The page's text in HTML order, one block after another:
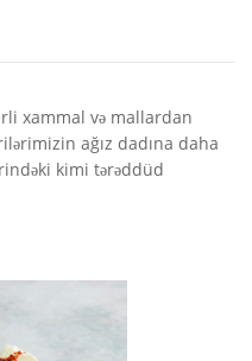
xammal və mallardan
ağız dadına daha
kimi tərəddüd